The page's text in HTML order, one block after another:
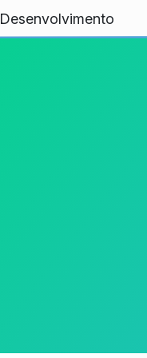
Desenvolvimento